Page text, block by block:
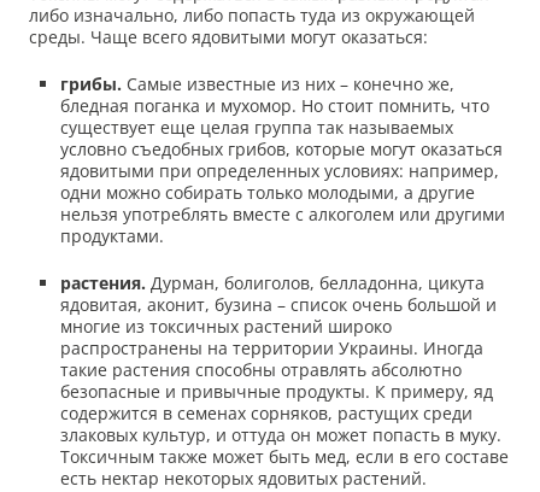
либо изначально, либо попасть туда из окружающей
среды. Чаще всего ядовитыми могут оказаться:
грибы. Самые известные из них – конечно же,
бледная поганка и мухомор. Но стоит помнить, что
существует еще целая группа так называемых
условно съедобных грибов, которые могут оказаться
ядовитыми при определенных условиях: например,
одни можно собирать только молодыми, а другие
нельзя употреблять вместе с алкоголем или другими
продуктами.
растения.Дурман, болиголов, белладонна, цикута
ядовитая, аконит, бузина – список очень большой и
многие из токсичных растений широко
распространены на территории Украины. Иногда
такие растения способны отравлять абсолютно
безопасные и привычные продукты. К примеру, яд
содержится в семенах сорняков, растущих среди
злаковых культур, и оттуда он может попасть в муку.
Токсичным также может быть мед, если в его составе
есть нектар некоторых ядовитых растений.